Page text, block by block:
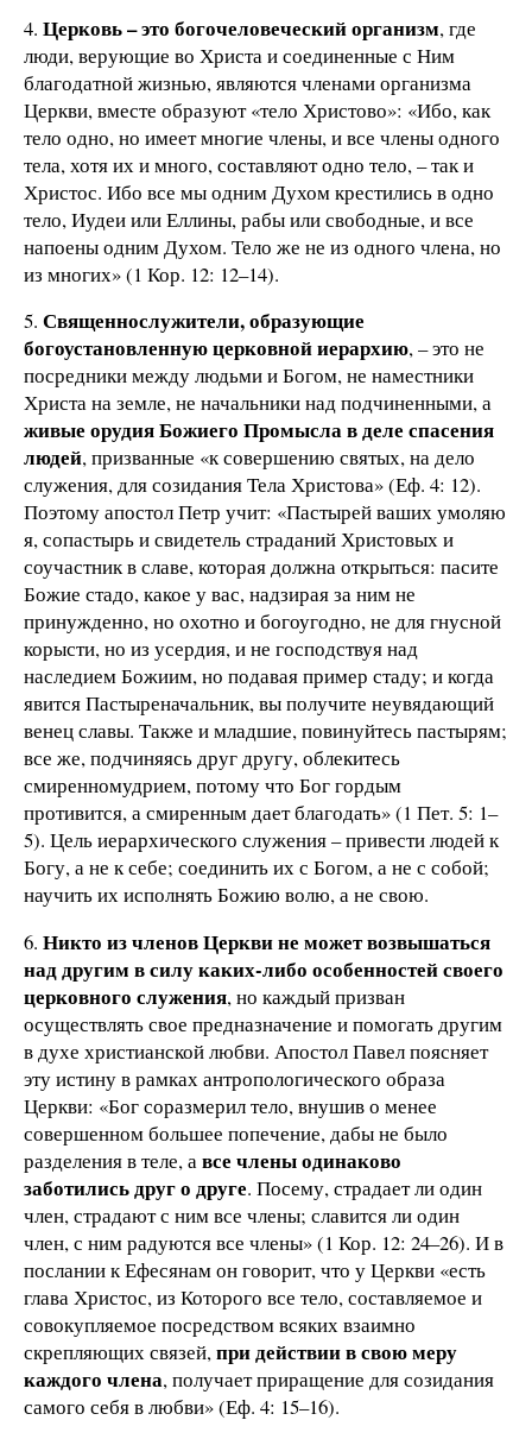
4. Церковь – это богочеловеческий организм, где
люди, верующие во Христа и соединенные с Ним
благодатной жизнью, являются членами организма
Церкви, вместе образуют «тело Христово»: «Ибо, как
тело одно, но имеет многие члены, и все члены одного
тела, хотя их и много, составляют одно тело, – так и
Христос. Ибо все мы одним Духом крестились в одно
тело, Иудеи или Еллины, рабы или свободные, и все
напоены одним Духом. Тело же не из одного члена, но
из многих» (1 Кор. 12: 12–14).
5. Священнослужители, образующие
богоустановленную церковной иерархию, – это не
посредники между людьми и Богом, не наместники
Христа на земле, не начальники над подчиненными, а
живые орудия Божиего Промысла в деле спасения
людей, призванные «к совершению святых, на дело
служения, для созидания Тела Христова» (Еф. 4: 12).
Поэтому апостол Петр учит: «Пастырей ваших умоляю
я, сопастырь и свидетель страданий Христовых и
соучастник в славе, которая должна открыться: пасите
Божие стадо, какое у вас, надзирая за ним не
принужденно, но охотно и богоугодно, не для гнусной
корысти, но из усердия, и не господствуя над
наследием Божиим, но подавая пример стаду; и когда
явится Пастыреначальник, вы получите неувядающий
венец славы. Также и младшие, повинуйтесь пастырям;
все же, подчиняясь друг другу, облекитесь
смиренномудрием, потому что Бог гордым
противится, а смиренным дает благодать» (1 Пет. 5: 1–
5). Цель иерархического служения – привести людей к
Богу, а не к себе; соединить их с Богом, а не с собой;
научить их исполнять Божию волю, а не свою.
6. Никто из членов Церкви не может возвышаться
над другим в силу каких-либо особенностей своего
церковного служения, но каждый призван
осуществлять свое предназначение и помогать другим
в духе христианской любви. Апостол Павел поясняет
эту истину в рамках антропологического образа
Церкви: «Бог соразмерил тело, внушив о менее
совершенном большее попечение, дабы не было
разделения в теле, авсе члены одинаково
заботились друг о друге. Посему, страдает ли один
член, страдают с ним все члены; славится ли один
член, с ним радуются все члены» (1 Кор. 12: 24–26). И в
послании к Ефесянам он говорит, что у Церкви «есть
глава Христос, из Которого все тело, составляемое и
совокупляемое посредством всяких взаимно
скрепляющих связей,при действии в свою меру
каждого члена, получает приращение для созидания
самого себя в любви» (Еф. 4: 15–16).